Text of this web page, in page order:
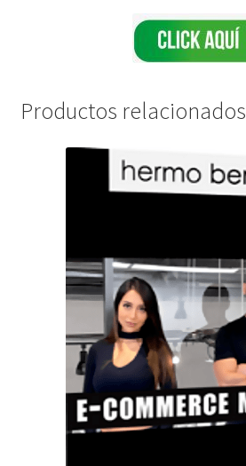
Productos relacionados